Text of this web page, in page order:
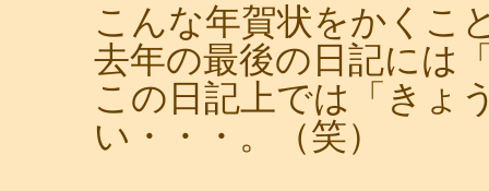
こんな年賀状をかくこ
去年の最後の日記には
この日記上では「き
い・・・。（笑）